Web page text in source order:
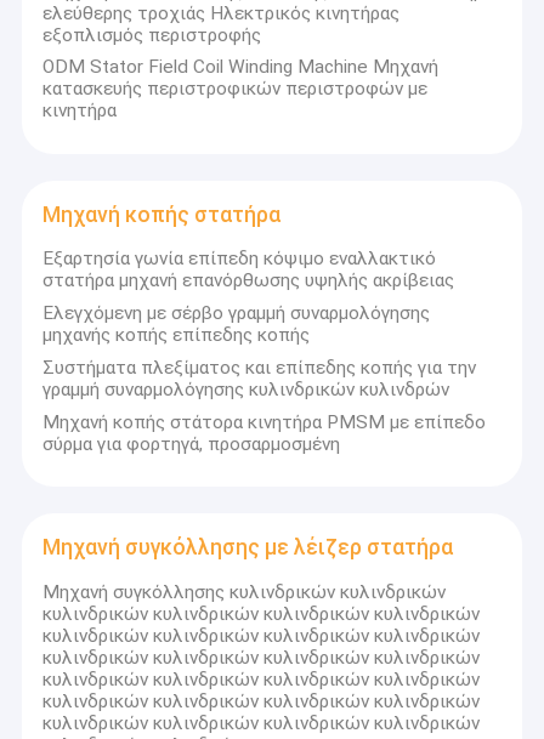
Αρχική Σελίδα
Προϊόντα
Βίντεο
ελεύθερης τροχιάς Ηλεκτρικός κινητήρας
εξοπλισμός περιστροφής
ODM Stator Field Coil Winding Machine Μηχανή
κατασκευής περιστροφικών περιστροφών με
κινητήρα
Μηχανή κοπής στατήρα
Εξαρτησία γωνία επίπεδη κόψιμο εναλλακτικό
στατήρα μηχανή επανόρθωσης υψηλής ακρίβειας
Ελεγχόμενη με σέρβο γραμμή συναρμολόγησης
μηχανής κοπής επίπεδης κοπής
Συστήματα πλεξίματος και επίπεδης κοπής για την
γραμμή συναρμολόγησης κυλινδρικών κυλινδρών
Μηχανή κοπής στάτορα κινητήρα PMSM με επίπεδο
σύρμα για φορτηγά, προσαρμοσμένη
Μηχανή συγκόλλησης με λέιζερ στατήρα
Μηχανή συγκόλλησης κυλινδρικών κυλινδρικών
κυλινδρικών κυλινδρικών κυλινδρικών κυλινδρικών
κυλινδρικών κυλινδρικών κυλινδρικών κυλινδρικών
κυλινδρικών κυλινδρικών κυλινδρικών κυλινδρικών
κυλινδρικών κυλινδρικών κυλινδρικών κυλινδρικών
κυλινδρικών κυλινδρικών κυλινδρικών κυλινδρικών
κυλινδρικών κυλινδρικών κυλινδρικών κυλινδρικών
Η Suzhou Champyound Intelligent Technology Co., Ltd. είναι
κατασκευαστής στη βιομηχανία κινητήρων με επίπεδα
καλώδια,δεσμευόμαστε να παρέχουμε αποτελεσματικές και
ακριβείς λύσεις κινητήρων προσαρμοσμένες στις ανάγκες των
πελατών μαςΗ επιχείρησή μας είναι δομημένη γύρω από δύο